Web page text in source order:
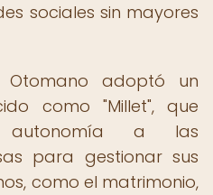
sociales sin mayores
Otomano adoptó un
como "Millet", que
autonomía a las
para gestionar sus
como el matrimonio,